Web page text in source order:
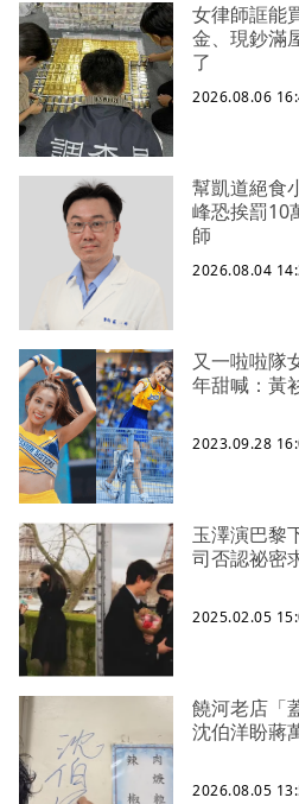
女律師誆能
金、現鈔滿
了
2026.08.06
幫凱道絕食
峰恐挨罰10
師
2026.08.04
又一啦啦
年甜喊：黃
2023.09.28
玉澤演巴黎
司否認祕密
2025.02.05
饒河老店「
沈伯洋盼蔣
2026.08.05